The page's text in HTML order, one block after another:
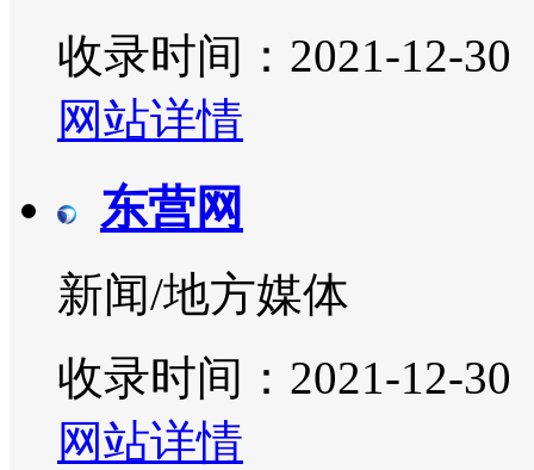
收录时间：2021-12-30
网站详情
东营网
新闻/地方媒体
收录时间：2021-12-30
网站详情